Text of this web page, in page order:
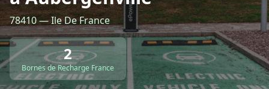
78410 — Ile De France
2
Bornes de Recharge France